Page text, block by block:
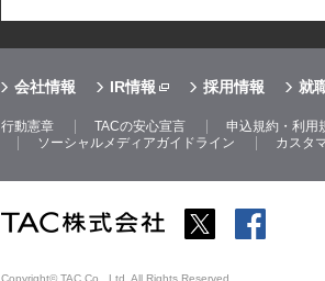
会社情報 IR情報 採用情報 就
行動憲章 TACの安心宣言 申込規約・利用
ソーシャルメディアガイドライン
カスタ
Copyright© TAC Co., Ltd. All Rights Reserved.